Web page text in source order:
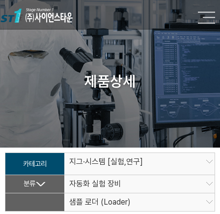
제품상세
카테고리 지그·시스템 [실험,연구]
분류
자동화 실험 장비
샘플 로더 (Loader)